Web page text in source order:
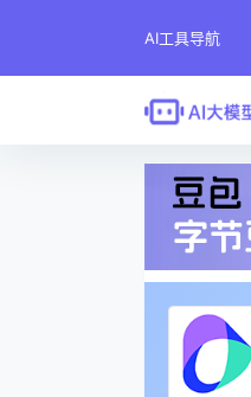
AI工具导航